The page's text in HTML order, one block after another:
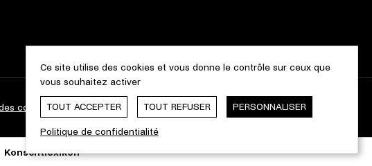
fenêtre
une nouvelle fenêtre
du lien dans une nouvelle fenêtre
du lien dans une nouvelle fenêtre
KonschtlexikonOuverture du lien dans une nouvelle fenêtre
cookies Webdesign & Développement bycropmark
Ce site utilise des cookies et vous donne le contrôle sur ceux que
vous souhaitez activer
TOUT ACCEPTER TOUT REFUSER PERSONNALISER
Politique de confidentialité